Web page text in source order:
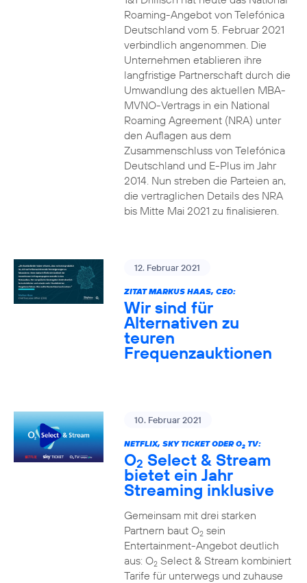
Roaming-Angebot von Telefónica
Deutschland vom 5. Februar 2021
verbindlich angenommen. Die
Unternehmen etablieren ihre
langfristige Partnerschaft durch die
Umwandlung des aktuellen MBA-
MVNO-Vertrags in ein National
Roaming Agreement (NRA) unter
den Auflagen aus dem
Zusammenschluss von Telefónica
Deutschland und E-Plus im Jahr
2014. Nun streben die Parteien an,
die vertraglichen Details des NRA
bis Mitte Mai 2021 zu finalisieren.
12. Februar 2021
ZITAT MARKUS HAAS, CEO:
Wir sind für
Alternativen zu
teuren
Frequenzauktionen
10. Februar 2021
NETFLIX, SKY TICKET ODER O2TV:
O2 Select & Stream
bietet ein Jahr
Streaming inklusive
Gemeinsam mit drei starken
Partnern baut O2sein
Entertainment-Angebot deutlich
aus: O2Select & Stream kombiniert
Tarife für unterwegs und zuhause